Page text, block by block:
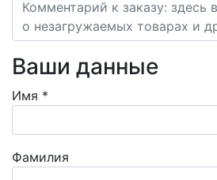
Ваши данные
Имя *
Фамилия